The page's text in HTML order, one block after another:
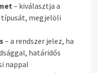
– kiválasztja a
típusát, megjelöli
– a rendszer jelez, ha
határidős
nappal